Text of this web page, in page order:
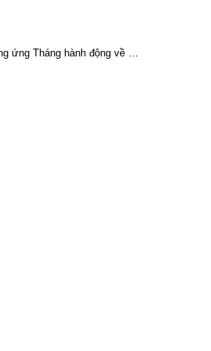
ứng Tháng hành động về AT,